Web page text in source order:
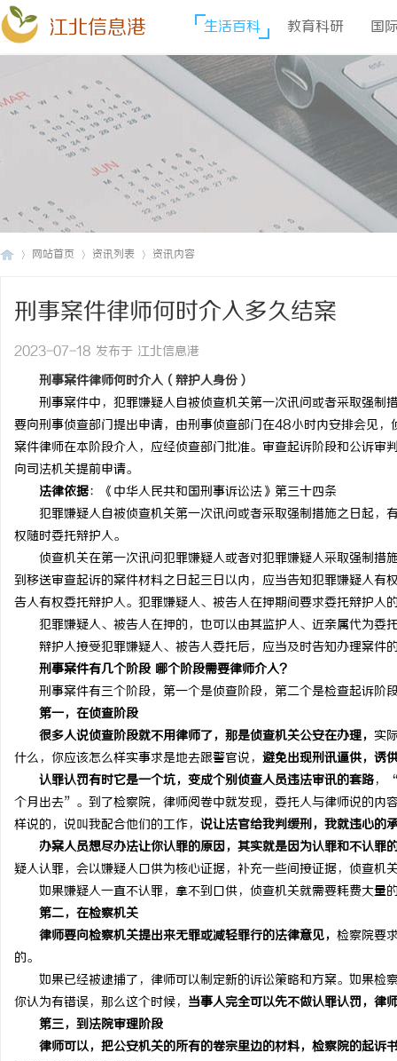
江北信息港 生活百科 教育科研 国
网站首页 资讯列表 资讯内容
刑事案件律师何时介入多久结案
2023-07-18 发布于 江北信息港
刑事案件律师何时介入（辩护人身份）
刑事案件中，犯罪嫌疑人自被侦查机关第一次讯问或者采取强制
要向刑事侦查部门提出申请，由刑事侦查部门在48小时内安排会见
案件律师在本阶段介入，应经侦查部门批准。审查起诉阶段和公诉
向司法机关提前申请。
法律依据：《中华人民共和国刑事诉讼法》第三十四条
犯罪嫌疑人自被侦查机关第一次讯问或者采取强制措施之日起，
权随时委托辩护人。
侦查机关在第一次讯问犯罪嫌疑人或者对犯罪嫌疑人采取强制措
到移送审查起诉的案件材料之日起三日以内，应当告知犯罪嫌疑人
告人有权委托辩护人。犯罪嫌疑人、被告人在押期间要求委托辩护人
犯罪嫌疑人、被告人在押的，也可以由其监护人、近亲属代为委
辩护人接受犯罪嫌疑人、被告人委托后，应当及时告知办理案件
刑事案件有几个阶段 哪个阶段需要律师介入?
刑事案件有三个阶段，第一个是侦查阶段，第二个是检查起诉阶
第一，在侦查阶段
很多人说侦查阶段就不用律师了，那是侦查机关公安在办理， 实
什么，你应该怎么样实事求是地去跟警官说， 避免出现刑讯逼供，诱
认罪认罚有时它是一个坑，变成个别侦查人员违法审讯的套路，
个月出去”。到了检察院，律师阅卷中就发现，委托人与律师说的内
样说的，说叫我配合他们的工作， 说让法官给我判缓刑，我就违心的
办案人员想尽办法让你认罪的原因，其实就是因为认罪和不认罪
疑人认罪，会以嫌疑人口供为核心证据，补充一些间接证据，侦查机
如果嫌疑人一直不认罪，拿不到口供，侦查机关就需要耗费大量
第二，在检察机关
律师要向检察机关提出来无罪或减轻罪行的法律意见， 检察院要
的。
如果已经被逮捕了，律师可以制定新的诉讼策略和方案。如果检
你认为有错误，那么这个时候， 当事人完全可以先不做认罪认罚，律
第三，到法院审理阶段
律师可以，把公安机关的所有的卷宗里边的材料，检察院的起诉
探秘丫丫影院：免费高清电影体